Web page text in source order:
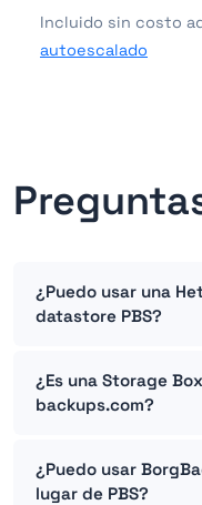
Incluido sin costo
autoescalado
¿Puedo usar una
datastore PBS?
¿Es una Storage
backups.com?
¿Puedo usar
lugar de PBS?